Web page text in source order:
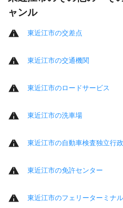
ャンル
東近江市の交差点
東近江市の交通機関
東近江市のロードサービス
東近江市の洗車場
東近江市の自動車検査独立行
東近江市の免許センター
東近江市のフェリーターミナル